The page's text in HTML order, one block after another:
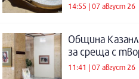
14:55 | 07 август 26
Община
за среща с
11:41 | 07 август 26